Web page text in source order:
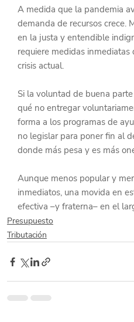
A medida que la pandemia
demanda de recursos crece.
en la justa y entendible
requiere medidas
crisis actual.
Si la voluntad de buena
qué no entregar
forma a los programas de
no legislar para poner fin al
donde más pesa y es más
Aunque menos popular y
inmediatos, una movida en
efectiva –y fraterna– en el
Presupuesto
Tributación